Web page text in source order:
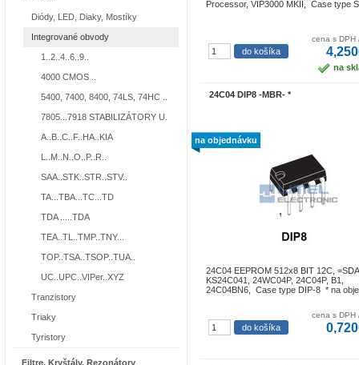
Diódy, LED, Diaky, Mostíky
Integrované obvody
1..2..4..6..9..
4000 CMOS ..
5400, 7400, 8400, 74LS, 74HC ..
7805...7918 STABILIZÁTORY U.
A..B..C..F..HA..KIA
L..M..N..O..P..R..
SAA..STK..STR..STV..
TA...TBA...TC...TD
TDA .....TDA
TEA..TL..TMP..TNY...
TOP..TSA..TSOP..TUA..
UC..UPC..VIPer..XYZ
Tranzistory
Triaky
Tyristory
Filtre, Kryštály, Rezonátory
Processor, VIP3000 MKII, Case type
cena s DPH
na
24C04 DIP8 -MBR- *
na objednávku
24C04 EEPROM 512x8 BIT 12C,
KS24C041, 24WC04P, 24C04P, B1,
24C04BN6, Case type DIP-8 * na
cena s DPH